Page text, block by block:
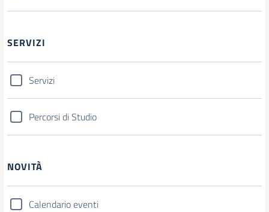
SERVIZI
Servizi
Percorsi di Studio
NOVITÀ
Calendario eventi